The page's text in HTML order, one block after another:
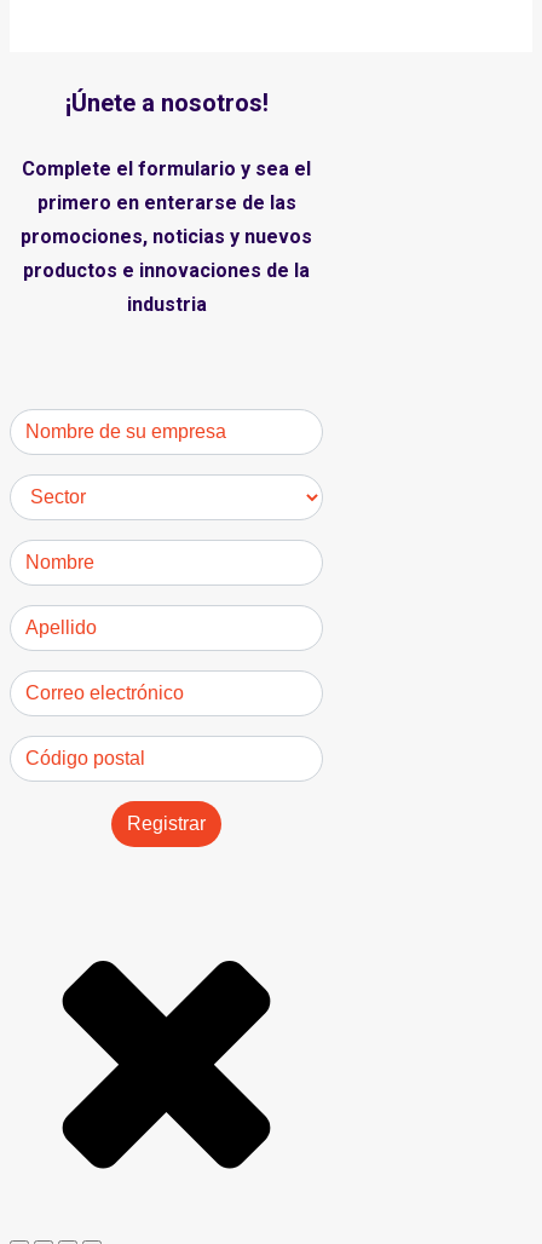
¡Únete a nosotros!
Complete el formulario y sea el
primero en enterarse de las
promociones, noticias y nuevos
productos e innovaciones de la
industria